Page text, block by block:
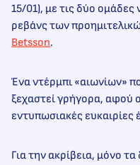
15/01), με τις δύο ομάδες
ρεβάνς των
Betsson.
Ένα ντέρμπι «αιωνίων»
ξεχαστεί γρήγορα, αφού
εντυπωσιακές ευκαιρίες
Για την ακρίβεια, μόνο